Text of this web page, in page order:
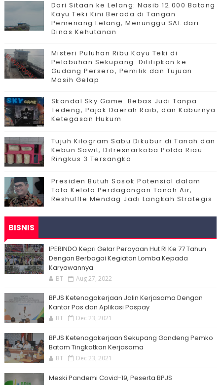
Dari Sitaan ke Lelang: Nasib 12.000 Batang
Kayu Teki Kini Berada di Tangan
Pemenang Lelang, Menunggu SAL dari
Dinas Kehutanan
Misteri Puluhan Ribu Kayu Teki di
Pelabuhan Sekupang: Dititipkan ke
Gudang Persero, Pemilik dan Tujuan
Masih Gelap
Skandal Sky Game: Bebas Judi Tanpa
Tedeng, Pajak Daerah Raib, dan Kaburnya
Ketegasan Hukum
Tujuh Kilogram Sabu Dikubur di Tanah dan
Kebun Sawit, Ditresnarkoba Polda Riau
Ringkus 3 Tersangka
Presiden Butuh Sosok Potensial dalam
Tata Kelola Perdagangan Tanah Air,
Reshuffle Mendag Jadi Langkah Strategis
BISNIS
IPERINDO Kepri Gelar Perayaan Hut RI Ke 77 Tahun
Dengan Berbagai Kegiatan Lomba Kepada
Karyawannya
BT Aug 27, 2022
BPJS Ketenagakerjaan Jalin Kerjasama Dengan
Kantor Pos dan Aplikasi Pospay
BT Dec 23, 2021
BPJS Ketenagakerjaan Sekupang Gandeng Pemko
Batam Tingkatkan Kerjasama
BT Dec 23, 2021
Meski Pandemi Covid-19, Peserta BPJS